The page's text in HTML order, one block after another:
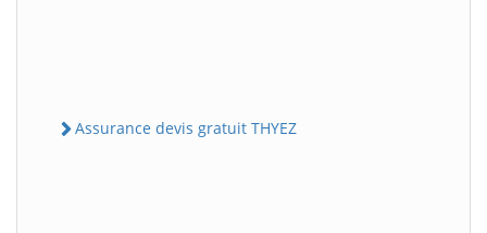
Assurance devis gratuit THYEZ